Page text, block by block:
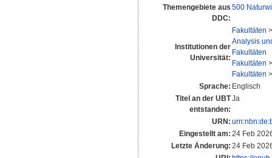
Themengebiete aus
DDC:
500
Institutionen der
Universität:
Fakultäten
Analysis
Fakultäten
Fakultäten
Fakultäten
Sprache: Englisch
Titel an der UBT
entstanden:
Ja
URN:
Eingestellt am: 24 Feb
Letzte Änderung: 24 Feb